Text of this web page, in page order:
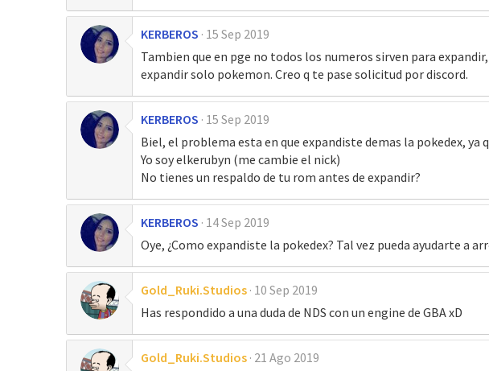
KERBEROS 15 Sep 2019
Tambien que en pge no todos los numeros sirven para
expandir solo pokemon. Creo q te pase solicitud por discord.
KERBEROS 15 Sep 2019
Biel, el problema esta en que expandiste demas la pokedex, ya
Yo soy elkerubyn (me cambie el nick)
No tienes un respaldo de tu rom antes de expandir?
KERBEROS 14 Sep 2019
Oye, ¿Como expandiste la pokedex? Tal vez pueda ayudarte a
Gold_Ruki.Studios 10 Sep 2019
Has respondido a una duda de NDS con un engine de GBA xD
Gold_Ruki.Studios 21 Ago 2019